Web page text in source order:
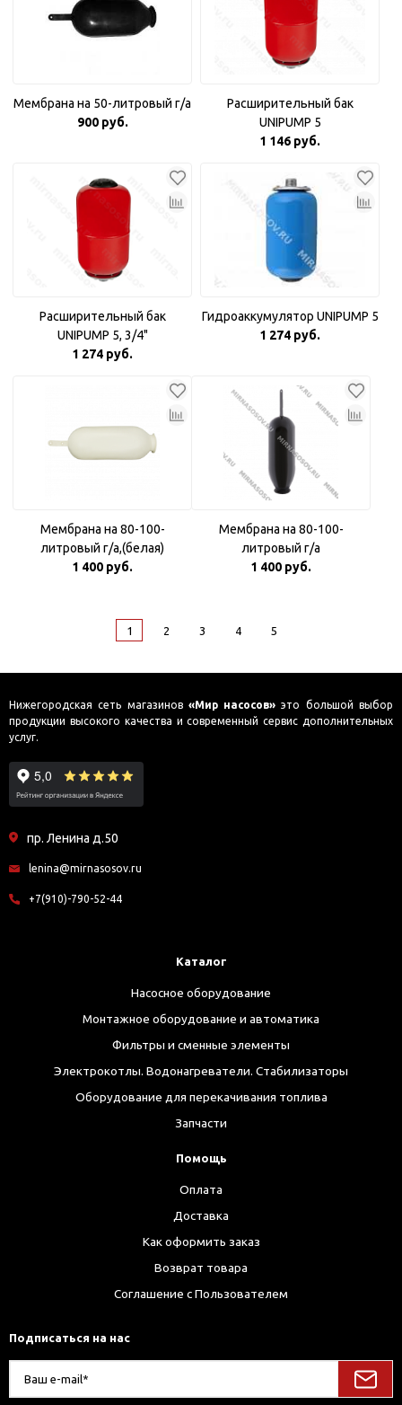
Мембрана на 50-литровый г/а
900 руб.
Расширительный бак
UNIPUMP 5
1 146 руб.
Расширительный бак
UNIPUMP 5, 3/4"
1 274 руб.
Гидроаккумулятор UNIPUMP 5
1 274 руб.
Мембрана на 80-100-
литровый г/а,(белая)
1 400 руб.
Мембрана на 80-100-
литровый г/а
1 400 руб.
1 2 3 4 5
Нижегородская сеть магазинов «Мир насосов» это большой выбор
продукции высокого качества и современный сервис дополнительных
услуг.
пр. Ленина д.50
lenina@mirnasosov.ru
+7(910)-790-52-44
Каталог
Насосное оборудование
Монтажное оборудование и автоматика
Фильтры и сменные элементы
Электрокотлы. Водонагреватели. Стабилизаторы
Оборудование для перекачивания топлива
Запчасти
Помощь
Оплата
Доставка
Как оформить заказ
Возврат товара
Соглашение с Пользователем
Подписаться на нас